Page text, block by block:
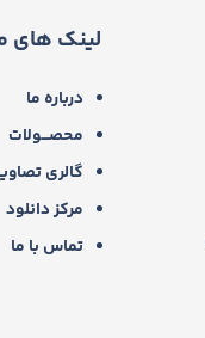
لینک های
درباره ما
محصـــولات
گالری
مرکز دانلود
تماس با ما